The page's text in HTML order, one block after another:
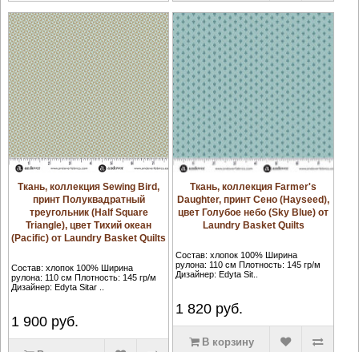
Ткань, коллекция Sewing Bird,
принт Полуквадратный
треугольник (Half Square
Triangle), цвет Тихий океан
(Pacific) от Laundry Basket Quilts
Состав: хлопок 100% Ширина
рулона: 110 см Плотность: 145 гр/м
Дизайнер: Edyta Sitar ..
1 900руб.
Ткань, коллекция Farmer's
Daughter, принт Сено (Hayseed),
цвет Голубое небо (Sky Blue) от
Laundry Basket Quilts
Состав: хлопок 100% Ширина
рулона: 110 см Плотность: 145 гр/м
Дизайнер: Edyta Sit..
1 820 руб.
В корзину